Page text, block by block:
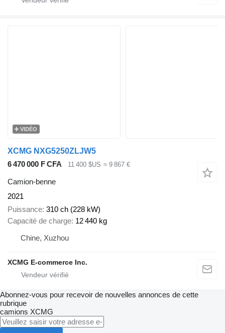
VIDÉO
XCMG NXG5250ZLJW5
6 470 000 F CFA
11 400 $US ≈ 9 867 €
Camion-benne
2021
Puissance 310 ch (228 kW)
Capacité de charge 12 440 kg
Chine, Xuzhou
XCMG E-commerce Inc.
Abonnez-vous pour recevoir de nouvelles annonces de cette
rubrique
camions XCMG